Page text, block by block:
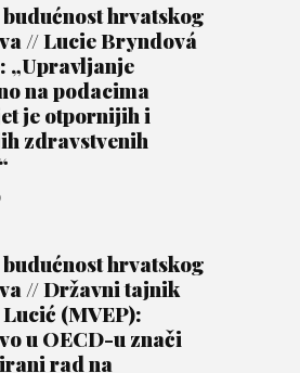
hrvatskog
// Lucie Bryndová
„Upravljanje
na podacima
je otpornijih i
zdravstvenih
hrvatskog
// Državni tajnik
(MVEP):
u OECD-u znači
rad na